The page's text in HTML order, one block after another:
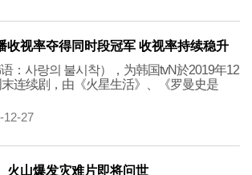
收视率夺得同时段冠军 收视率持续稳升
语：사랑의 불시착），为韩国tvN於2019年12
连续剧，由《火星生活》、《罗曼史是
12-27
火山爆发灾难片即将问世